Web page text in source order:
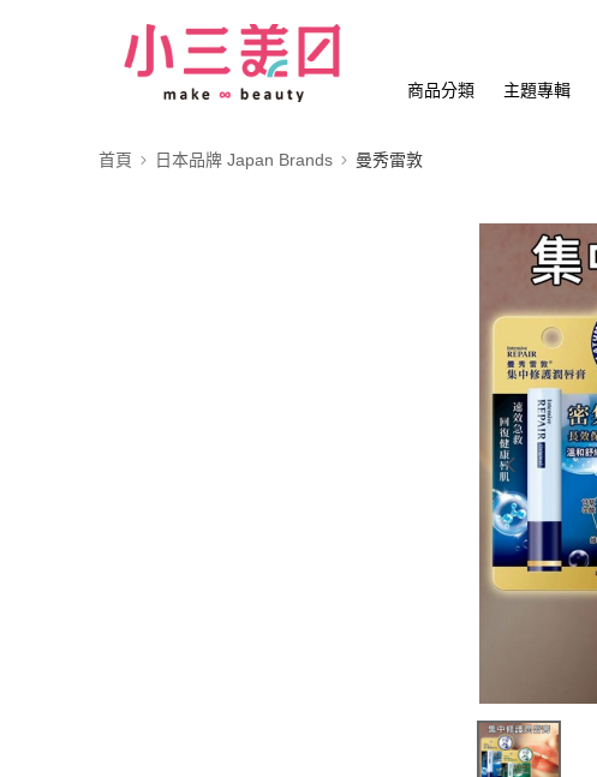
商品分類 主題專輯
首頁 日本品牌 Japan Brands 曼秀雷敦